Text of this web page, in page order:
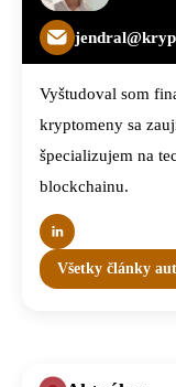
Vyštudoval som
kryptomeny sa
špecializujem na
blockchainu.
Všetky články